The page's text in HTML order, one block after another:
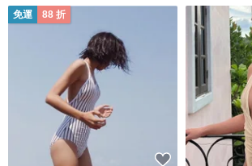
免運 88 折